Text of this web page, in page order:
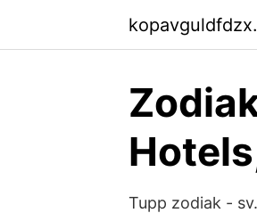
Tupp zodiak -